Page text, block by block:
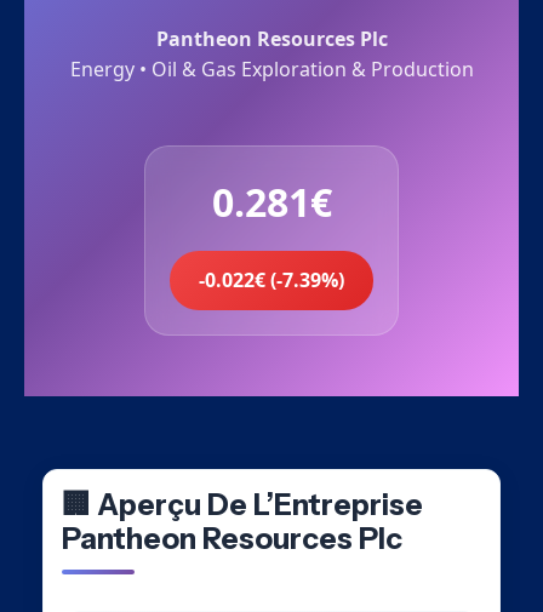
Pantheon Resources Plc
Energy • Oil & Gas Exploration & Production
0.281€
-0.022€ (-7.39%)
🏢 Aperçu De L’Entreprise
Pantheon Resources Plc